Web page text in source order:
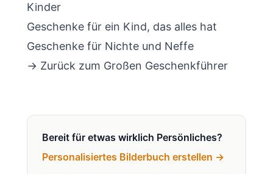
Kinder
Geschenke für ein Kind, das alles hat
Geschenke für Nichte und Neffe
→ Zurück zum Großen Geschenkführer
Bereit für etwas wirklich Persönliches?
Personalisiertes Bilderbuch erstellen →